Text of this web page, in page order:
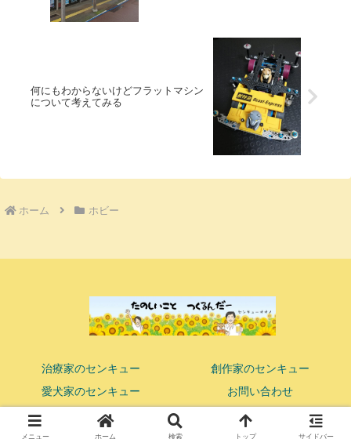
何にもわからないけどフラットマシン
について考えてみる
ホーム ホビー
治療家のセンキュー
創作家のセンキュー
愛犬家のセンキュー
お問い合わせ
© 2018 ココロまで響かせる鍼灸マッサージ師 センキューオオノ.
メニュー ホーム 検索 トップ サイドバー